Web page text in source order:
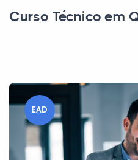
Curso Técnico em
EAD